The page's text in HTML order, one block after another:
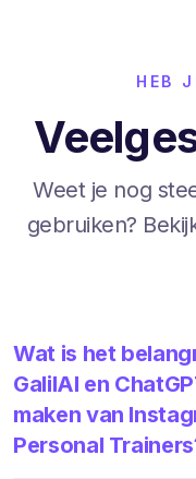
HEB
Weet je nog
gebruiken?
Wat is het
GalilAI en
maken van
Personal